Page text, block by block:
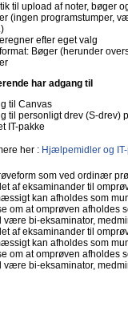
til upload af noter, bøger
(ingen programstumper,
efter eget valg
Bøger (herunder
har adgang til
til Canvas
til personligt drev (S-drev)
IT-pakke
her : Hjælpemidler og
som ved ordinær
af eksaminander til
kan afholdes som
om at omprøven afholdes
være bi-eksaminator,
af eksaminander til
kan afholdes som
om at omprøven afholdes
være bi-eksaminator,